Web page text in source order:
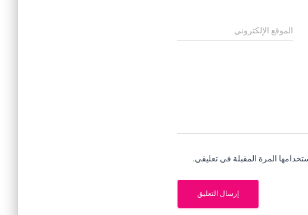
الموقع الإلكتروني
المرة المقبلة في تعليقي.